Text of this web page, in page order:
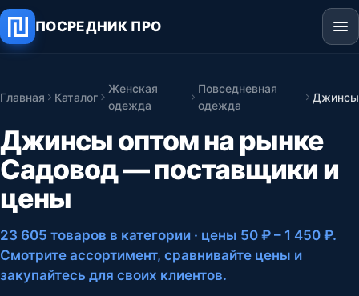
ПОСРЕДНИК ПРО
Главная Каталог
Женская
одежда
Повседневная
одежда
Джинсы
Джинсы оптом на рынке
Садовод — поставщики и
цены
23 605 товаров в категории · цены 50 ₽ – 1 450 ₽.
Смотрите ассортимент, сравнивайте цены и
закупайтесь для своих клиентов.